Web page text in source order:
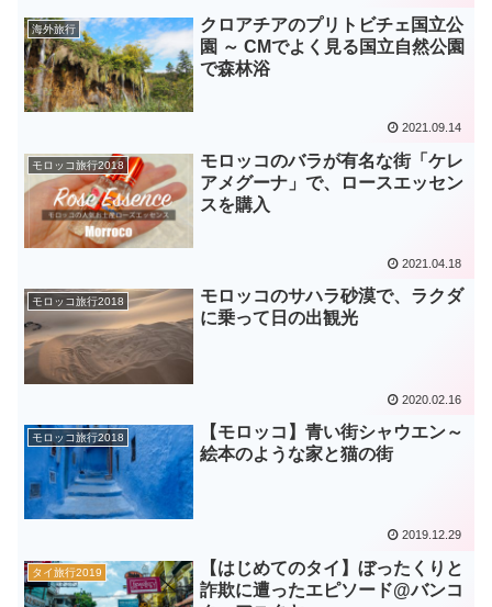
海外旅行
クロアチアのプリトビチェ国立公
園 ～ CMでよく見る国立自然公園
で森林浴
2021.09.14
モロッコ旅行2018
モロッコのバラが有名な街「ケレ
アメグーナ」で、ロースエッセン
スを購入
2021.04.18
モロッコ旅行2018
モロッコのサハラ砂漠で、ラクダ
に乗って日の出観光
2020.02.16
モロッコ旅行2018
【モロッコ】青い街シャウエン～
絵本のような家と猫の街
2019.12.29
タイ旅行2019
【はじめてのタイ】ぼったくりと
詐欺に遭ったエピソード@バンコ